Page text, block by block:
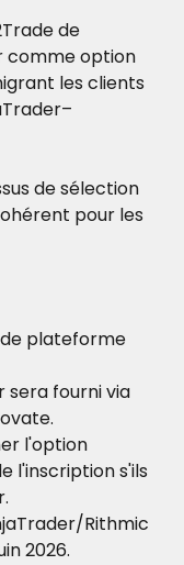
de
comme option
les clients
de sélection
pour les
plateforme
sera fourni via
l'option
l'inscription s'ils
Rithmic
2026.